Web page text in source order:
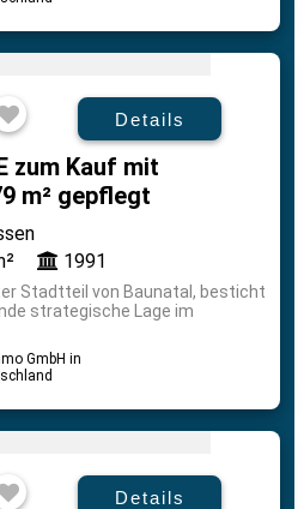
Details
zum Kauf mit
m² gepflegt
1991
Stadtteil von Baunatal, besticht
strategische Lage im
GmbH in
Details